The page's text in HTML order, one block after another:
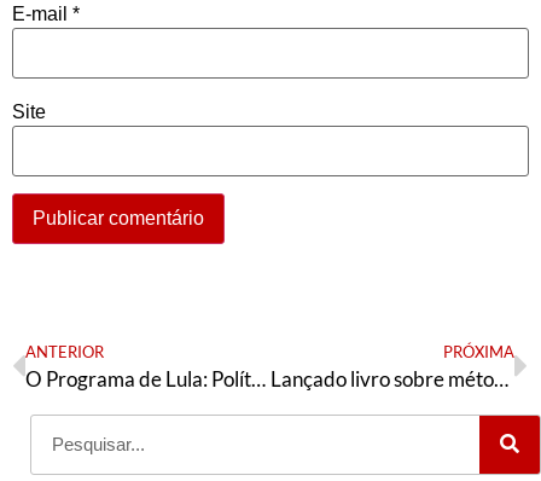
E-mail *
Site
ANTERIOR
O Programa de Lula: Políticas públicas para a crescente população de idosos
PRÓXIMA
Lançado livro sobre métodos de análise de conjuntura